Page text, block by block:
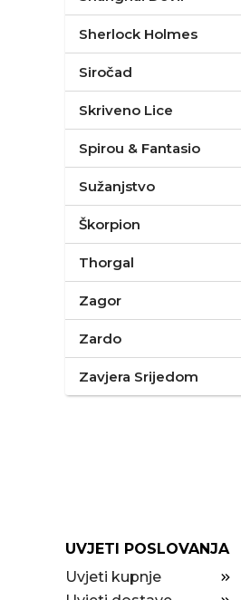
Sherlock Holmes
Siročad
Skriveno Lice
Spirou & Fantasio
Sužanjstvo
Škorpion
Thorgal
Zagor
Zardo
Zavjera Srijedom
UVJETI POSLOVANJA
Uvjeti kupnje